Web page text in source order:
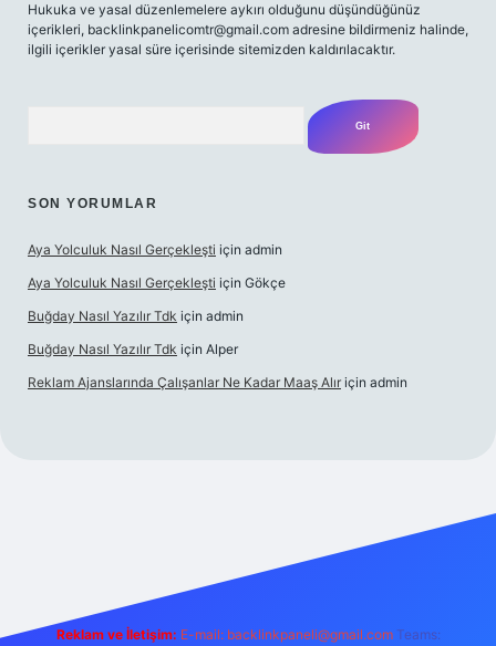
Hukuka ve yasal düzenlemelere aykırı olduğunu düşündüğünüz
içerikleri, backlinkpanelicomtr@gmail.com adresine bildirmeniz halinde,
ilgili içerikler yasal süre içerisinde sitemizden kaldırılacaktır.
SON YORUMLAR
Aya Yolculuk Nasıl Gerçekleşti için admin
Aya Yolculuk Nasıl Gerçekleşti için Gökçe
Buğday Nasıl Yazılır Tdk için admin
Buğday Nasıl Yazılır Tdk için Alper
Reklam Ajanslarında Çalışanlar Ne Kadar Maaş Alır için admin
Reklam ve İletişim: E-mail: backlinkpaneli@gmail.com Teams: